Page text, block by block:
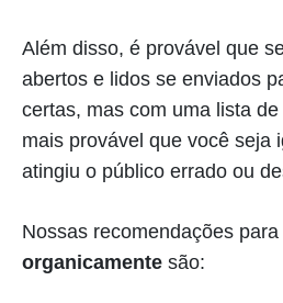
Além disso, é provável que
abertos e lidos se enviados
certas, mas com uma lista
mais provável que você seja
atingiu o público errado ou
Nossas recomendações para
organicamente são: